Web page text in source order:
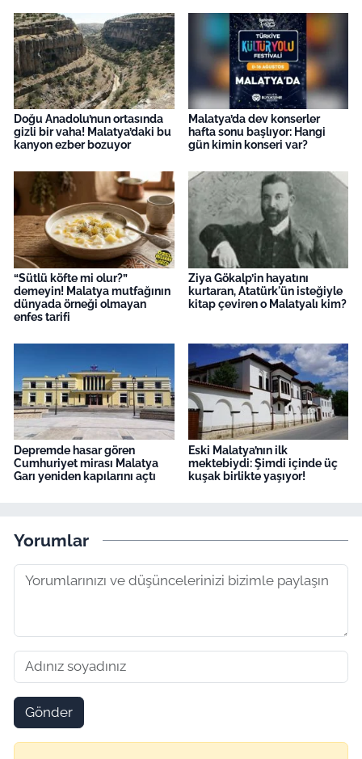
Doğu Anadolu’nun ortasında
gizli bir vaha! Malatya’daki bu
kanyon ezber bozuyor
Malatya’da dev konserler
hafta sonu başlıyor: Hangi
gün kimin konseri var?
“Sütlü köfte mi olur?”
demeyin! Malatya mutfağının
dünyada örneği olmayan
enfes tarifi
Ziya Gökalp’in hayatını
kurtaran, Atatürk'ün isteğiyle
kitap çeviren o Malatyalı kim?
Depremde hasar gören
Cumhuriyet mirası Malatya
Garı yeniden kapılarını açtı
Eski Malatya’nın ilk
mektebiydi: Şimdi içinde üç
kuşak birlikte yaşıyor!
Yorumlar
Gönder